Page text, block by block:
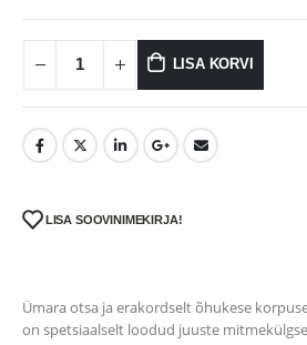
LISA KORVI
LISA SOOVINIMEKIRJA!
Ümara otsa ja erakordselt õhukese
on spetsiaalselt loodud juuste